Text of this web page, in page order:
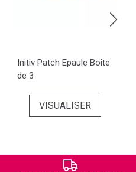
Initiv Patch Epaule Boite
de 3
VISUALISER